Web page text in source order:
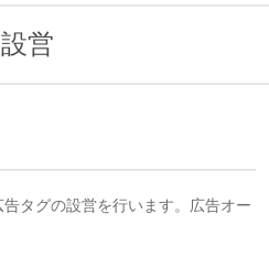
営
タグの設営を行います。広告オー